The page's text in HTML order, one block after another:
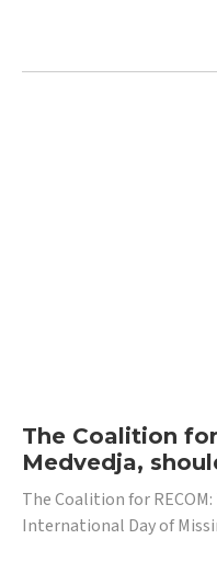
The Coalition
Medvedja,
The Coalition for
International Day of